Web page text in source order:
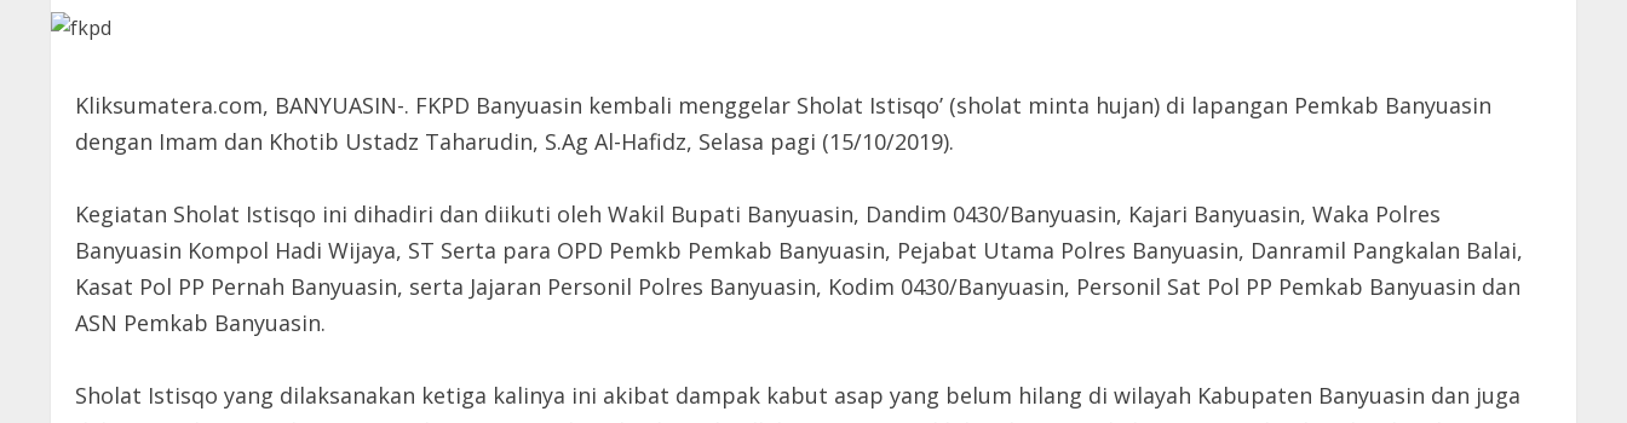
Kliksumatera.com, BANYUASIN-. FKPD Banyuasin kembali menggelar Sholat Istisqo’ (sholat minta hujan) di lapangan Pemkab Banyuasin
dengan Imam dan Khotib Ustadz Taharudin, S.Ag Al-Hafidz, Selasa pagi (15/10/2019).
Kegiatan Sholat Istisqo ini dihadiri dan diikuti oleh Wakil Bupati Banyuasin, Dandim 0430/Banyuasin, Kajari Banyuasin, Waka Polres
Banyuasin Kompol Hadi Wijaya, ST Serta para OPD Pemkb Pemkab Banyuasin, Pejabat Utama Polres Banyuasin, Danramil Pangkalan Balai,
Kasat Pol PP Pernah Banyuasin, serta Jajaran Personil Polres Banyuasin, Kodim 0430/Banyuasin, Personil Sat Pol PP Pemkab Banyuasin dan
ASN Pemkab Banyuasin.
Sholat Istisqo yang dilaksanakan ketiga kalinya ini akibat dampak kabut asap yang belum hilang di wilayah Kabupaten Banyuasin dan juga